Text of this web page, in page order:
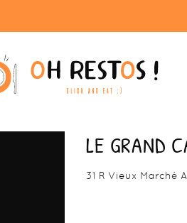
LE GRAND
31 R Vieux Marché